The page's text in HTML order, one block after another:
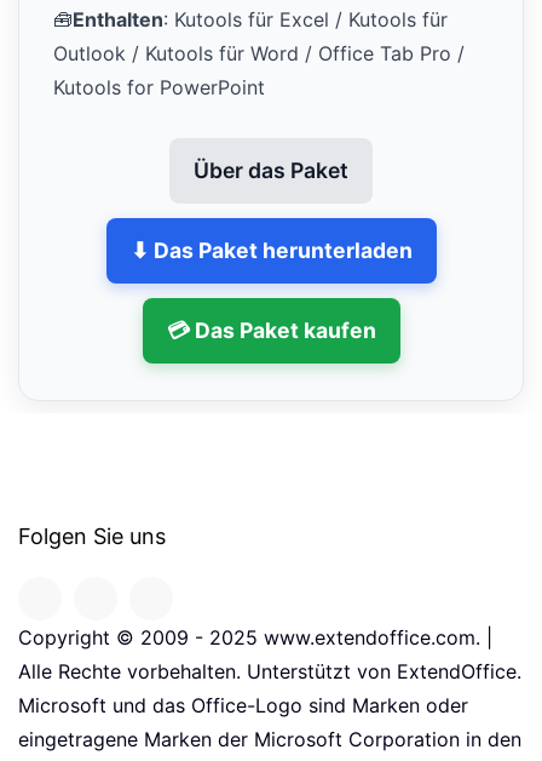
🧰Enthalten: Kutools für Excel / Kutools für
Outlook / Kutools für Word / Office Tab Pro /
Kutools for PowerPoint
Über das Paket
⬇ Das Paket herunterladen
💳 Das Paket kaufen
Folgen Sie uns
Copyright © 2009 - 2025 www.extendoffice.com. |
Alle Rechte vorbehalten. Unterstützt von ExtendOffice.
Microsoft und das Office-Logo sind Marken oder
eingetragene Marken der Microsoft Corporation in den